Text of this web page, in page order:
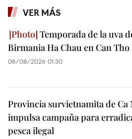
VER MÁS
Temporada de la uva
Birmania Ha Chau en Can Tho
08/08/2026 01:30
Provincia survietnamita de Ca
impulsa campaña para
pesca ilegal